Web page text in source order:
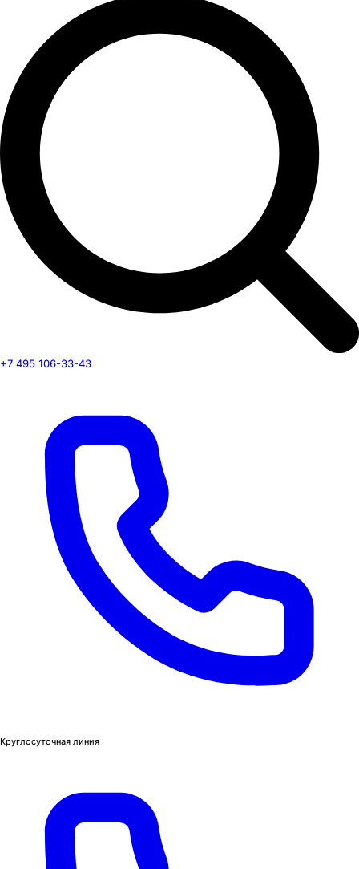
+7 495 106-33-43
Круглосуточная линия